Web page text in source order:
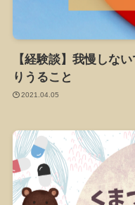
【経験談】我慢しな
りうること
2021.04.05